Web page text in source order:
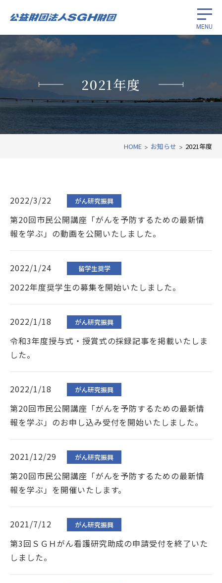
MENU
留学生奨学
がん研究振興
国際経済協力
プライバシーポリシー
サイトマップ
お問い合わせはこちら
2021年度
HOME お知らせ 2021年度
2022/3/22 がん研究振興
第20回市民公開講座「がんを予防するための最新情
報を学ぶ」の動画を公開いたしました。
2022/1/24 留学生奨学
2022年度奨学生の募集を開始いたしました。
2022/1/18 がん研究振興
令和3年度授与式・授賞式の採録記事を掲載いたしま
した。
2022/1/18 がん研究振興
第20回市民公開講座「がんを予防するための最新情
報を学ぶ」のお申し込み受付を開始いたしました。
2021/12/29 がん研究振興
第20回市民公開講座「がんを予防するための最新情
報を学ぶ」を開催いたします。
2021/7/12 がん研究振興
第3回ＳＧＨがん看護研究助成の申請受付を終了いた
しました。